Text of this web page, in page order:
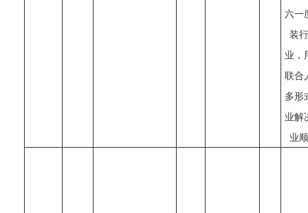
六一
装
业，
联合
多形
业解
业